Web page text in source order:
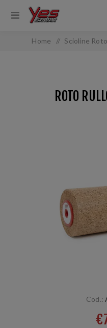
Home / Scioline Roto
ROTO
Cod.: